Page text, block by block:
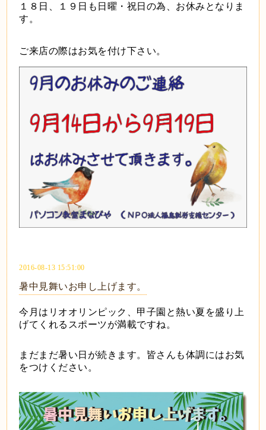
１８日、１９日も日曜・祝日の為、お休みとなりま
す。
ご来店の際はお気を付け下さい。
2016-08-13 15:51:00
暑中見舞いお申し上げます。
今月はリオオリンピック、甲子園と熱い夏を盛り上
げてくれるスポーツが満載ですね。
まだまだ暑い日が続きます。皆さんも体調にはお気
をつけください。